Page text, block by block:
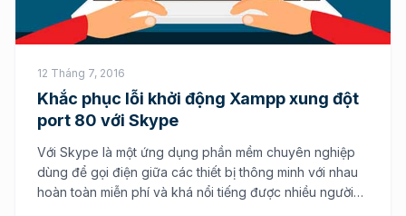
12 Tháng 7, 2016
Khắc phục lỗi khởi động Xampp xung đột
port 80 với Skype
Với Skype là một ứng dụng phần mềm chuyên nghiệp
dùng để gọi điện giữa các thiết bị thông minh với nhau
hoàn toàn miễn phí và khá nổi tiếng được nhiều người